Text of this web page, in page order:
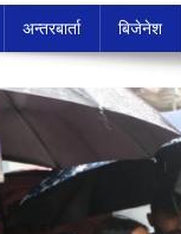
अन्तरबार्ता बिजेनेश